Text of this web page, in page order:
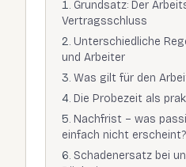
Grundsatz: Der
Vertragsschluss
Unterschiedliche
und Arbeiter
Was gilt für den
Die Probezeit als
Nachfrist – was
einfach nicht erscheint?
Schadenersatz bei